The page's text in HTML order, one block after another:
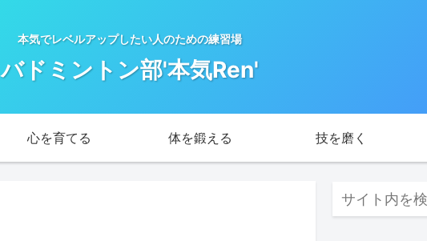
本気でレベルアップしたい人のための練習場
バドミントン部'本気Ren'
心を育てる 体を鍛える 技を磨く